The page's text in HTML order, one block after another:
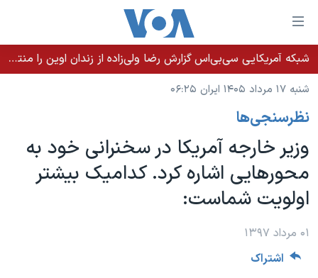
لینکهای
قابل
دسترسی
جهش
محتوای
اصلی
جهش
به
صفحه
جهش
خانه
نسخه سبک وب‌سایت
موضوع ها
ایران
آمریکا
جهان
ورزشی
گزیده‌ها
برنامه های تلویزیونی
جدول برنامه ها
صفحه‌های ویژه
جام جهانی ۲۰۲۶
عملیات خشم حماسی
فرکانس‌های صدای آمریکا
پخش رادیویی
شبکه آمریکایی سی‌بی‌‌اس گزارش رضا ولی‌زاده از زندان اوین را منتشر کرد؛ کامران حکمتی پیش از آغاز شیمی‌درمانی به زندان بازگردانده شد
شنبه ۱۷ مرداد ۱۴۰۵ ایران ۰۶:۲۵
نظرسنجی‌ها
وزیر خارجه آمریکا در سخنرانی خود به
محورهایی اشاره کرد. کدامیک بیشتر
اولویت شماست:
۰۱ مرداد ۱۳۹۷
اشتراک